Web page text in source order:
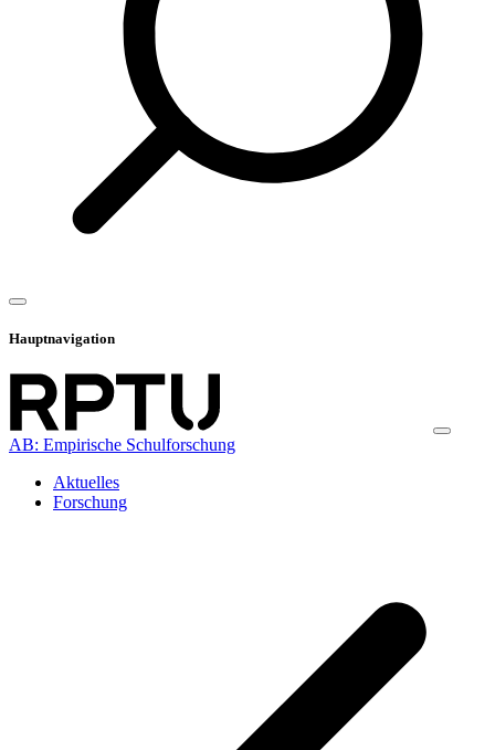
Hauptnavigation
AB: Empirische Schulforschung
Aktuelles
Forschung